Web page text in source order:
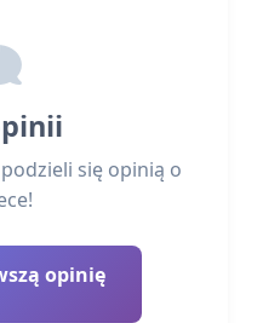
się opinią o
opinię